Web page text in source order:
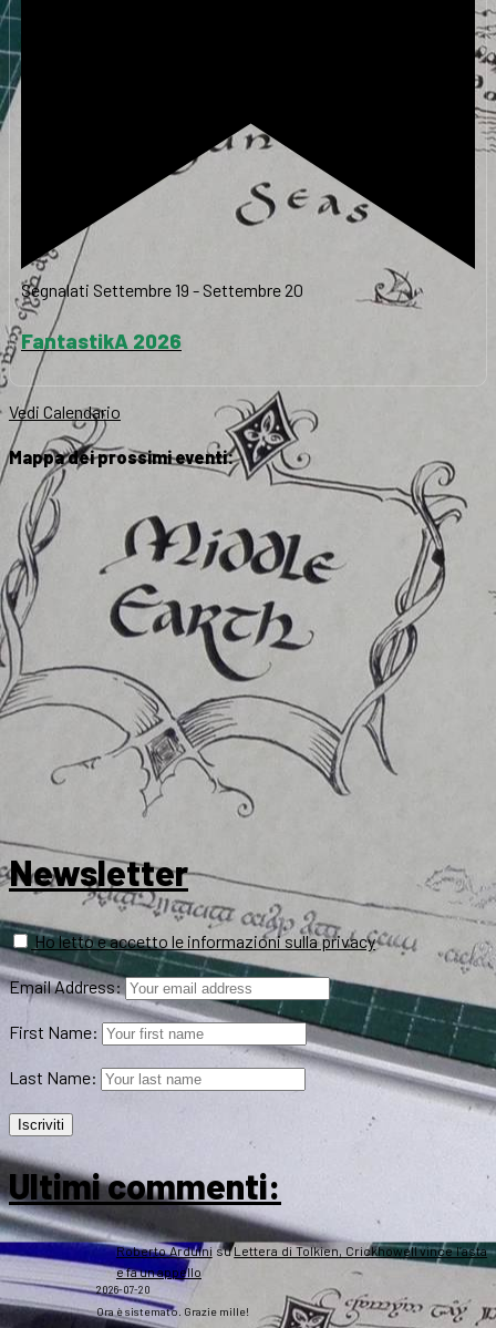
Segnalati Settembre 19 -Settembre 20
FantastikA 2026
Vedi Calendario
Mappa dei prossimi eventi:
Newsletter
Ho letto e accetto le informazioni sulla privacy
Email Address:
First Name:
Last Name:
Ultimi commenti:
Roberto Arduini suLettera di Tolkien, Crickhowell vince l’asta
e fa un appello
2026-07-20
Ora è sistemato. Grazie mille!